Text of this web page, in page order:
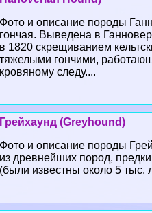
Фото и описание породы
гончая. Выведена в
в 1820 скрещиванием
тяжелыми гончими,
кровяному следу....
Грейхаунд (Greyhound)
Фото и описание породы
из древнейших пород,
(были известны около 5 тыс.